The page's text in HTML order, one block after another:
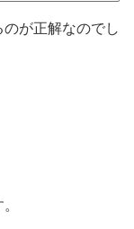
が正解なのでし